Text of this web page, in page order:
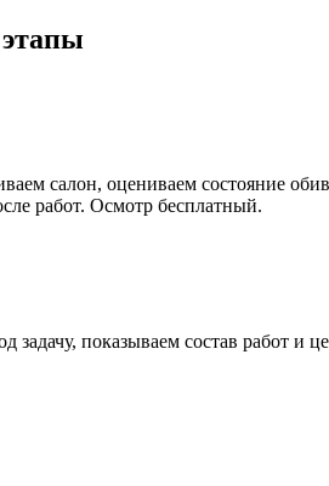
салон, оцениваем состояние
работ. Осмотр бесплатный.
задачу, показываем состав работ